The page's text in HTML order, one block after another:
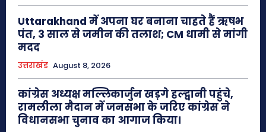
Uttarakhand में अपना घर बनाना चाहते हैं ऋषभ
पंत, 3 साल से जमीन की तलाश; CM धामी से मांगी
मदद
उत्तराखंड August 8, 2026
कांग्रेस अध्यक्ष मल्लिकार्जुन खड़गे हल्द्वानी पहुंचे,
रामलीला मैदान में जनसभा के जरिए कांग्रेस ने
विधानसभा चुनाव का आगाज किया।